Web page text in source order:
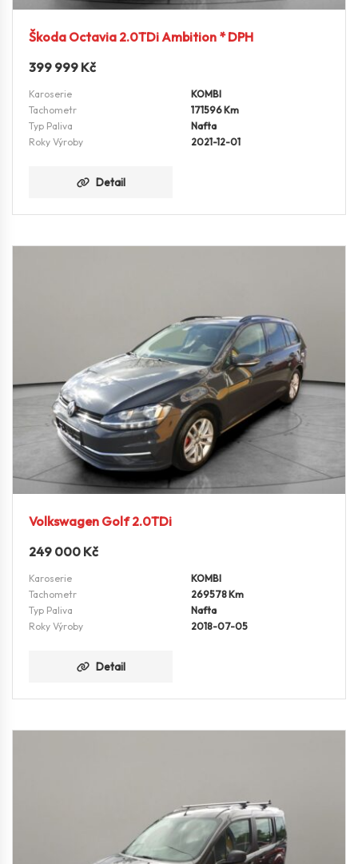
Škoda Octavia 2.0TDi Ambition * DPH
399 999 Kč
Karoserie
KOMBI
Tachometr
171596 Km
Typ Paliva
Nafta
Roky Výroby
2021-12-01
Detail
Volkswagen Golf 2.0TDi
249 000 Kč
Karoserie
KOMBI
Tachometr
269578 Km
Typ Paliva
Nafta
Roky Výroby
2018-07-05
Detail